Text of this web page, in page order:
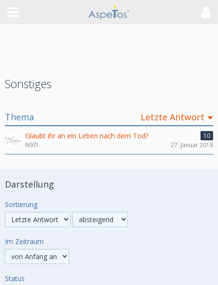
Sonstiges
Thema Letzte Antwort
Glaubt ihr an ein Leben nach dem Tod?
10
N97I
27. Januar 2018
Darstellung
Sortierung
Im Zeitraum
Status